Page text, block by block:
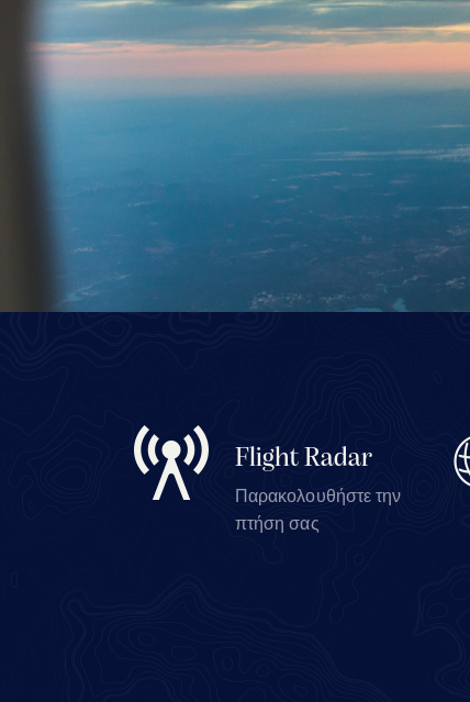
Flight Radar
Παρακολουθήστε την
πτήση σας